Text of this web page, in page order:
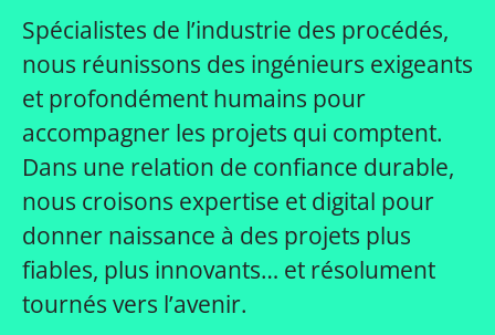
Spécialistes de l’industrie des procédés,
nous réunissons des ingénieurs exigeants
et profondément humains pour
accompagner les projets qui comptent.
Dans une relation de confiance durable,
nous croisons expertise et digital pour
donner naissance à des projets plus
fiables, plus innovants… et résolument
tournés vers l’avenir.